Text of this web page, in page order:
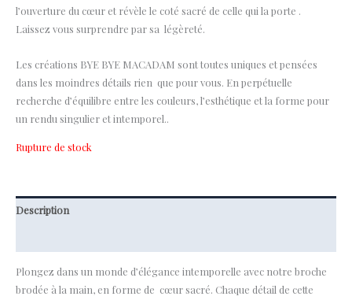
l’ouverture du cœur et révèle le coté sacré de celle qui la porte .
Laissez vous surprendre par sa légèreté.
Les créations BYE BYE MACADAM sont toutes uniques et pensées
dans les moindres détails rien que pour vous. En perpétuelle
recherche d’équilibre entre les couleurs, l’esthétique et la forme pour
un rendu singulier et intemporel..
Rupture de stock
Description
Plongez dans un monde d’élégance intemporelle avec notre broche
brodée à la main, en forme de cœur sacré. Chaque détail de cette